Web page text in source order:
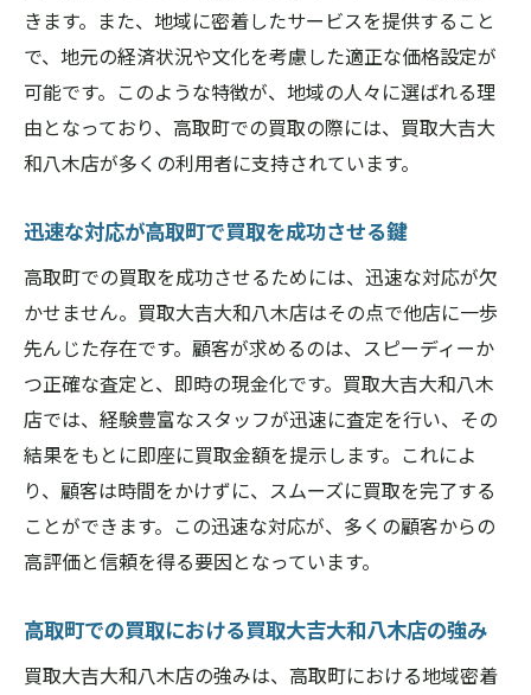
高取町で買取を成功させるためのポイント
買取大吉大和八木店の買取成功メソッド
高取町の買取で失敗しないためのガイド
地域密着型サービスで信頼を築く買取大吉大和
八木店
高取町で信頼される地域密着型買取サービ
ス
買取大吉大和八木店が地域に根ざす理由
高取町の皆様に愛される買取大吉大和八木
店の魅力
地域密着型サービスの利点と高取町での役
割
買取大吉大和八木店の地域への貢献と信頼
高取町で地域に根ざした買取サービスを提
供
店の柔軟性
即日対応を可能にする買取大吉大和八木店
きます。また、地域に密着したサービスを提供すること
で、地元の経済状況や文化を考慮した適正な価格設定が
可能です。このような特徴が、地域の人々に選ばれる理
由となっており、高取町での買取の際には、買取大吉大
和八木店が多くの利用者に支持されています。
迅速な対応が高取町で買取を成功させる鍵
高取町での買取を成功させるためには、迅速な対応が欠
かせません。買取大吉大和八木店はその点で他店に一歩
先んじた存在です。顧客が求めるのは、スピーディーか
つ正確な査定と、即時の現金化です。買取大吉大和八木
店では、経験豊富なスタッフが迅速に査定を行い、その
結果をもとに即座に買取金額を提示します。これによ
り、顧客は時間をかけずに、スムーズに買取を完了する
ことができます。この迅速な対応が、多くの顧客からの
高評価と信頼を得る要因となっています。
高取町での買取における買取大吉大和八木店の強み
買取大吉大和八木店の強みは、高取町における地域密着